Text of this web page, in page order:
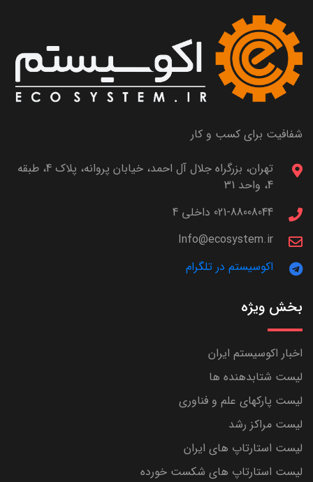
شفافیت برای کسب و کار
تهران، بزرگراه جلال آل احمد، خیابان پروانه، پلاک 4، طبقه
4، واحد 31
021-88008044 داخلی 4
Info@ecosystem.ir
اکوسیستم در تلگرام
بخش ویژه
اخبار اکوسیستم ایران
لیست شتابدهنده ها
لیست پارکهای علم و فناوری
لیست مراکز رشد
لیست استارتاپ های ایران
لیست استارتاپ های شکست خورده